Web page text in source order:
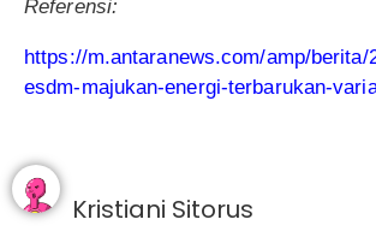
Referensi:
https://m.antaranews.com/amp/berita/
esdm-majukan-energi-terbarukan-
Kristiani Sitorus